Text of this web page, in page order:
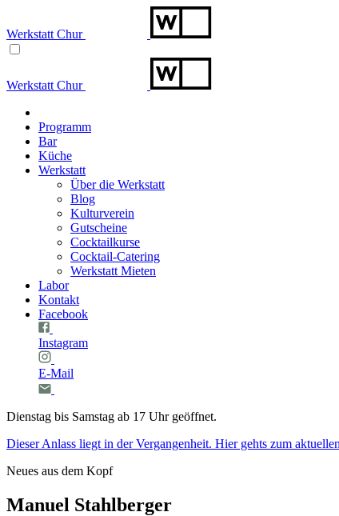
Werkstatt Chur
Werkstatt Chur
Programm
Bar
Küche
Werkstatt
Über die Werkstatt
Blog
Kulturverein
Gutscheine
Cocktailkurse
Cocktail-Catering
Werkstatt Mieten
Labor
Kontakt
Facebook
Instagram
E-Mail
Dienstag bis Samstag ab 17 Uhr geöffnet.
Dieser Anlass liegt in der Vergangenheit. Hier gehts zum
Neu­es aus dem Kopf
Manuel Stahlberger